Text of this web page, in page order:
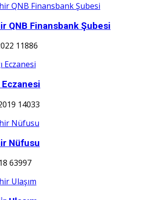
QNB Finansbank Şubesi
11886
Eczanesi
14033
Nüfusu
63997